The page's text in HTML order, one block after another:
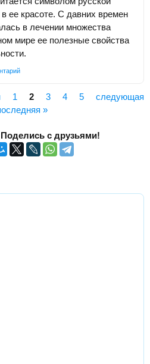
ее красоте. С давних времен
в лечении множества
мире ее полезные свойства
1 2 3 4 5
следующая
»
с друзьями!